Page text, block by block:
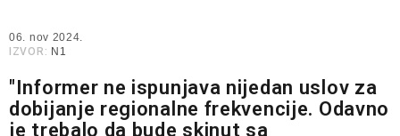
06. nov 2024.
IZVOR: N1
"Informer ne ispunjava nijedan uslov za
dobijanje regionalne frekvencije. Odavno
je trebalo da bude skinut sa